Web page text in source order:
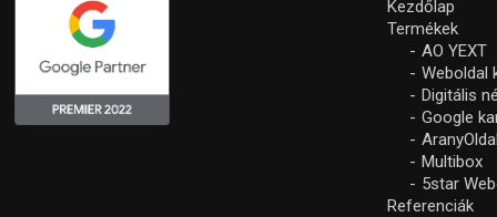
Kezdőlap
Termékek
AO YEXT
Weboldal
Digitális
Google
Multibox
5star
Referenciák